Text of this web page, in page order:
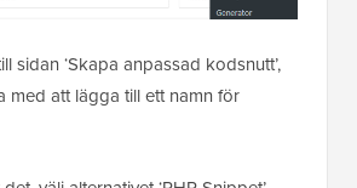
sidan ‘Skapa anpassad kodsnutt’,
med att lägga till ett namn för